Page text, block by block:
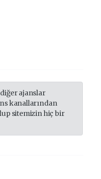
ajanslar
kanallarından
sitemizin hiç bir